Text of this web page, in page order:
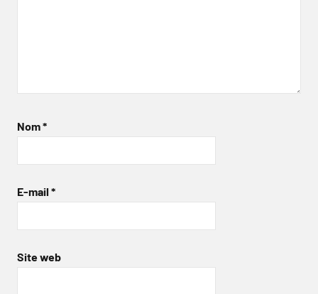
Nom*
E-mail *
Site web